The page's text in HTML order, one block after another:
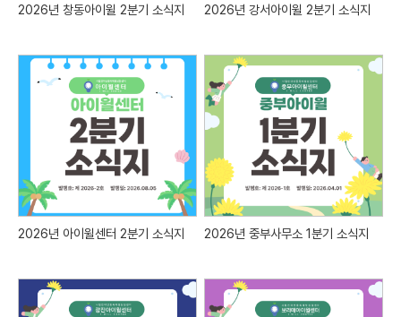
2026년 창동아이윌 2분기 소식지 2026년 강서아이윌 2분기 소식지
2026년 아이윌센터 2분기 소식지 2026년 중부사무소 1분기 소식지